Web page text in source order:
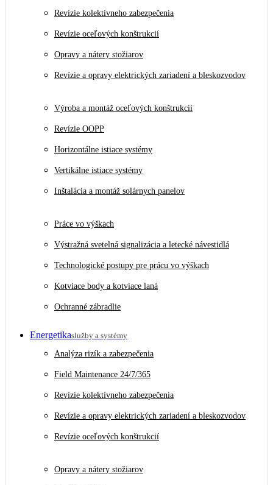
Revízie kolektívneho zabezpečenia
Revízie oceľových konštrukcií
Opravy a nátery stožiarov
Revízie a opravy elektrických zariadení a bleskozvodov
Výroba a montáž oceľových konštrukcií
Revízie OOPP
Horizontálne istiace systémy
Vertikálne istiace systémy
Inštalácia a montáž solárnych panelov
Práce vo výškach
Výstražná svetelná signalizácia a letecké návestidlá
Technologické postupy pre prácu vo výškach
Kotviace body a kotviace laná
Ochranné zábradlie
Energetikaslužby a systémy
Analýza rizík a zabezpečenia
Field Maintenance 24/7/365
Revízie kolektívneho zabezpečenia
Revízie a opravy elektrických zariadení a bleskozvodov
Revízie oceľových konštrukcií
Opravy a nátery stožiarov